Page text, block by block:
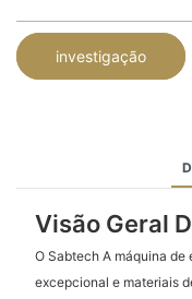
investigação
Visão Geral
O Sabtech A máquina de
excepcional e materiais